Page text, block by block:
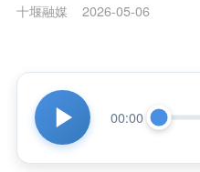
十堰融媒 2026-05-06
00:00